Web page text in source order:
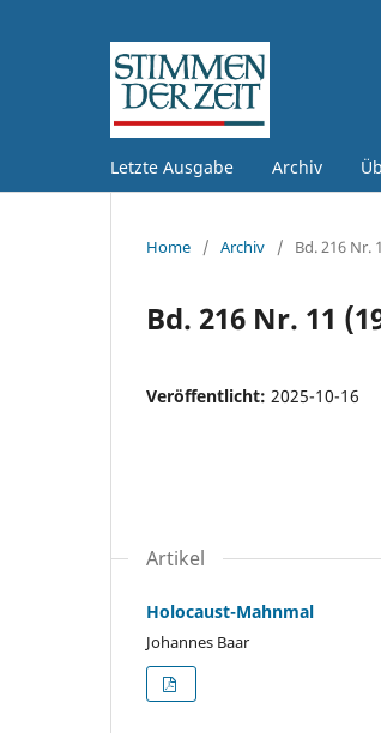
Letzte Ausgabe Archiv
Home / Archiv / Bd. 216 Nr.
Bd. 216 Nr. 11
Veröffentlicht: 2025-10-16
Artikel
Holocaust-Mahnmal
Johannes Baar